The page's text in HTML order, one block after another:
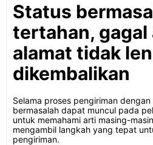
Status
tertahan, gagal
alamat tidak
dikembalikan
Selama proses pengiriman
bermasalah dapat muncul pada
untuk memahami arti masing-
mengambil langkah yang tepat
pengiriman.